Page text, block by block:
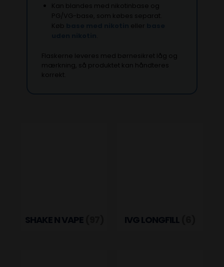
Kan blandes med nikotinbase og
PG/VG-base, som købes separat.
Køb
eller
Flaskerne leveres med børnesikret låg og
mærkning, så produktet kan håndteres
korrekt.
SHAKE N VAPE IVG LONGFILL